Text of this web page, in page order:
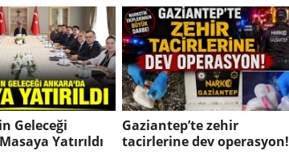
Geleceği
Yatırıldı
Gaziantep’te zehir
tacirlerine dev operasyon!